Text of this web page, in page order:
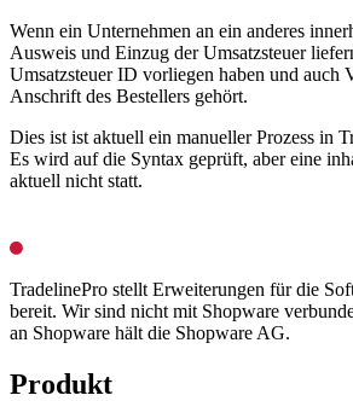
Wenn ein Unternehmen an ein anderes
Ausweis und Einzug der Umsatzsteuer
Umsatzsteuer ID vorliegen haben und auch
Anschrift des Bestellers gehört.
Dies ist ist aktuell ein manueller Prozess in
Es wird auf die Syntax geprüft, aber eine
aktuell nicht statt.
TradelinePro stellt Erweiterungen für die
bereit. Wir sind nicht mit Shopware
an Shopware hält die Shopware AG.
Produkt